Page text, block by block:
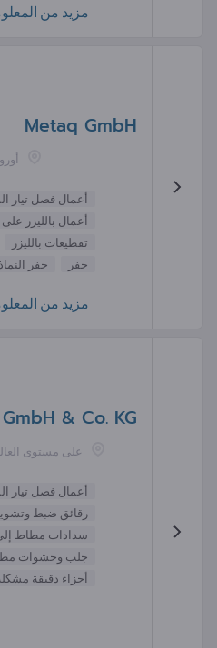
مزيد من
Metaq GmbH
أعمال فصل تيار
أعمال بالليزر
تقطيعات بالليزر
حفر
حفر
مزيد من
GmbH & Co. KG
على مستوى
أعمال فصل تيار
رقائق ضبط
سدادات مطاط
جلب وحشوات
أجزاء دقيقة